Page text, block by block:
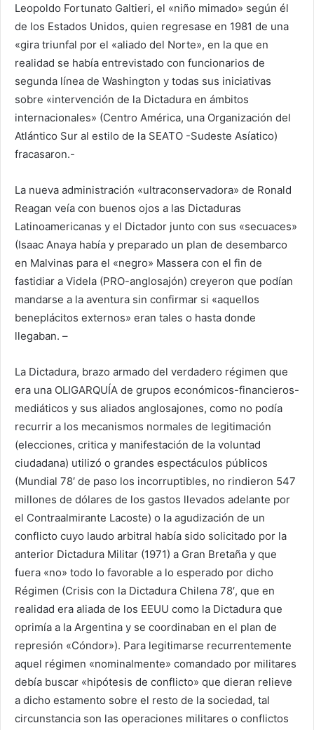
Leopoldo Fortunato Galtieri, el «niño mimado» según él
de los Estados Unidos, quien regresase en 1981 de una
«gira triunfal por el «aliado del Norte», en la que en
realidad se había entrevistado con funcionarios de
segunda línea de Washington y todas sus iniciativas
sobre «intervención de la Dictadura en ámbitos
internacionales» (Centro América, una Organización del
Atlántico Sur al estilo de la SEATO -Sudeste Asíatico)
fracasaron.-
La nueva administración «ultraconservadora» de Ronald
Reagan veía con buenos ojos a las Dictaduras
Latinoamericanas y el Dictador junto con sus «secuaces»
(Isaac Anaya había y preparado un plan de desembarco
en Malvinas para el «negro» Massera con el fin de
fastidiar a Videla (PRO-anglosajón) creyeron que podían
mandarse a la aventura sin confirmar si «aquellos
beneplácitos externos» eran tales o hasta donde
llegaban. –
La Dictadura, brazo armado del verdadero régimen que
era una OLIGARQUÍA de grupos económicos-financieros-
mediáticos y sus aliados anglosajones, como no podía
recurrir a los mecanismos normales de legitimación
(elecciones, critica y manifestación de la voluntad
ciudadana) utilizó o grandes espectáculos públicos
(Mundial 78′ de paso los incorruptibles, no rindieron 547
millones de dólares de los gastos llevados adelante por
el Contraalmirante Lacoste) o la agudización de un
conflicto cuyo laudo arbitral había sido solicitado por la
anterior Dictadura Militar (1971) a Gran Bretaña y que
fuera «no» todo lo favorable a lo esperado por dicho
Régimen (Crisis con la Dictadura Chilena 78′, que en
realidad era aliada de los EEUU como la Dictadura que
oprimía a la Argentina y se coordinaban en el plan de
represión «Cóndor»). Para legitimarse recurrentemente
aquel régimen «nominalmente» comandado por militares
debía buscar «hipótesis de conflicto» que dieran relieve
a dicho estamento sobre el resto de la sociedad, tal
circunstancia son las operaciones militares o conflictos